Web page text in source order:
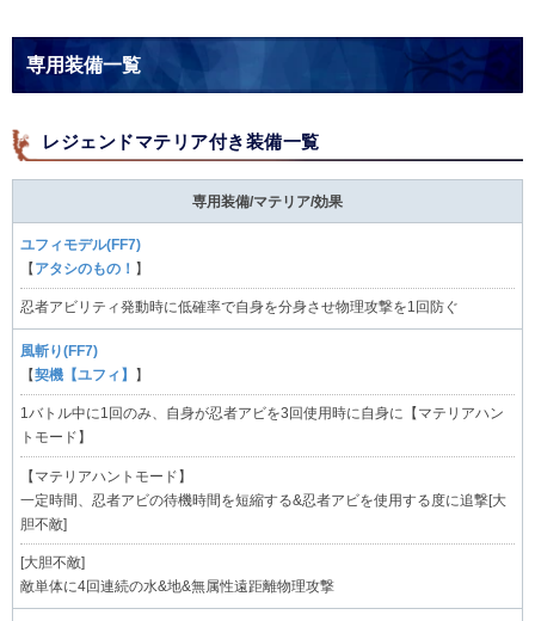
専用装備一覧
レジェンドマテリア付き装備一覧
専用装備/マテリア/効果
ユフィモデル(FF7)
【 アタシのもの！ 】
忍者アビリティ発動時に低確率で自身を分身させ物理攻撃を1回防ぐ
風斬り(FF7)
【契機【ユフィ】 】
1バトル中に1回のみ、自身が忍者アビを3回使用時に自身に【マテリアハン
トモード】
【マテリアハントモード】
一定時間、忍者アビの待機時間を短縮する&忍者アビを使用する度に追撃[大
胆不敵]
[大胆不敵]
敵単体に4回連続の水&地&無属性遠距離物理攻撃